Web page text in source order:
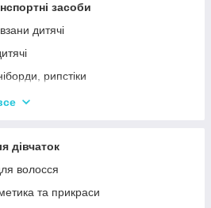
лабіринти
кубики, пірамідки
шнурівки
конструктори
іграшки
засоби
дитячі
рипстіки
дівчаток
волосся
та прикраси